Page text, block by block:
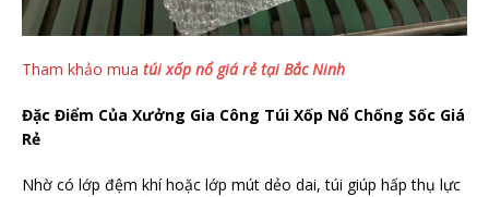
Tham khảo mua túi xốp nổ giá rẻ tại Bắc Ninh
Đặc Điểm Của Xưởng Gia Công Túi Xốp Nổ Chống Sốc Giá
Rẻ
Nhờ có lớp đệm khí hoặc lớp mút dẻo dai, túi giúp hấp thụ lực